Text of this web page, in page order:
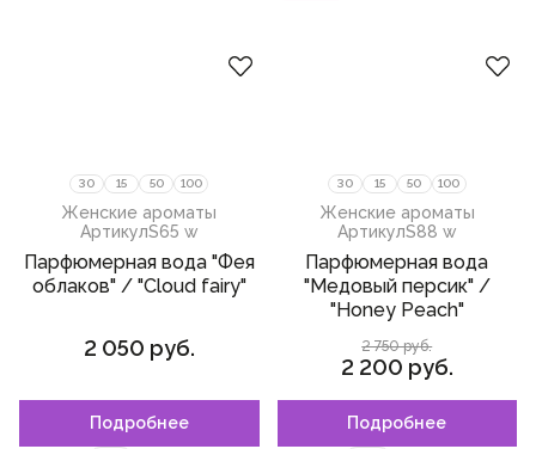
30 15 50 100
Женские ароматы
АртикулS65 w
Парфюмерная вода "Фея
облаков" / "Cloud fairy"
2 050 руб.
Подробнее
30 15 50 100
Женские ароматы
АртикулS88 w
Парфюмерная вода
"Медовый персик" /
"Honey Peach"
2 750 руб.
2 200 руб.
Подробнее